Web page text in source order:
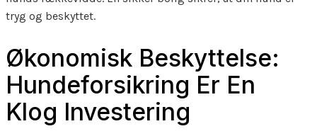
tryg og beskyttet.
Økonomisk Beskyttelse:
Hundeforsikring Er En
Klog Investering